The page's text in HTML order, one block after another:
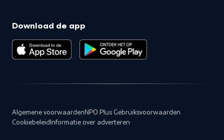
Download de app
Algemene voorwaarden NPO Plus Gebruiksvoorwaarden
Cookiebeleid Informatie over adverteren